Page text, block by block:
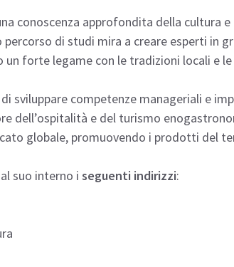
conoscenza approfondita della cultura
di studi mira a creare esperti in
forte legame con le tradizioni locali e
sviluppare competenze manageriali e
dell’ospitalità e del turismo
globale, promuovendo i prodotti del
suo interno i seguenti indirizzi: